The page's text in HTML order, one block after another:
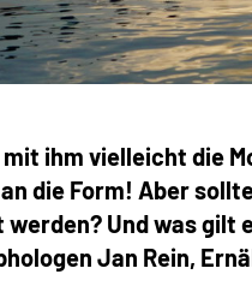
ihm vielleicht die
die Form! Aber
Und was gilt
Jan Rein,